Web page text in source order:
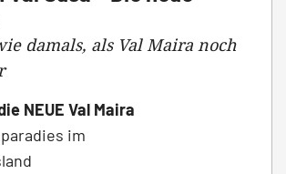
damals, als Val Maira noch
NEUE Val Maira
im